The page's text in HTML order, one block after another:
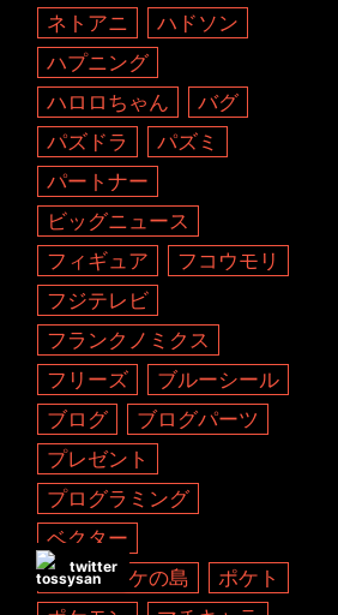
ネトアニ
ハドソン
ハプニング
ハロロちゃん
バグ
パズドラ
パズミ
パートナー
ビッグニュース
フィギュア
フコウモリ
フジテレビ
フランクノミクス
フリーズ
ブルーシール
ブログ
ブログパーツ
プレゼント
プログラミング
ベクター
ホッタラケの島
ポケト
twitter